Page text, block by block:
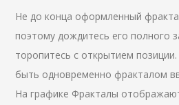
Не до конца оформленный
поэтому дождитесь его полного
торопитесь с открытием
быть одновременно фракталом
На графике Фракталы